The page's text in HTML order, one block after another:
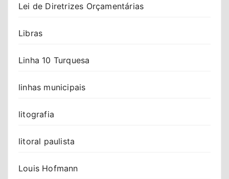
Lei de Diretrizes Orçamentárias
Libras
Linha 10 Turquesa
linhas municipais
litografia
litoral paulista
Louis Hofmann